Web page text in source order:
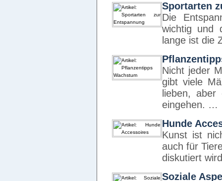
Sportarten
Die
wichtig und
lange ist die
Nicht jeder
gibt viele
lieben,
eingehen. …
Hunde
Kunst ist
auch für
diskutiert
Soziale